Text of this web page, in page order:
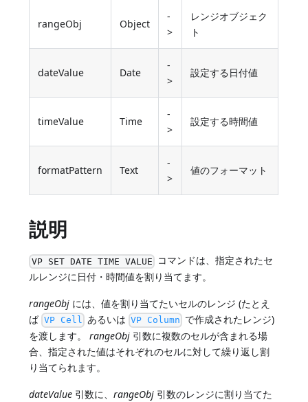
rangeObj Object
-
>
レンジオブジェク
ト
dateValue Date
-
>
設定する日付値
timeValue Time
-
>
設定する時間値
formatPattern Text
-
>
値のフォーマット
説明
VP SET DATE TIME VALUE コマンドは、指定されたセ
ルレンジに日付・時間値を割り当てます。
rangeObj には、値を割り当てたいセルのレンジ (たとえ
ば VP Cell あるいは VP Column で作成されたレンジ)
を渡します。rangeObj 引数に複数のセルが含まれる場
合、指定された値はそれぞれのセルに対して繰り返し割
り当てられます。
dateValue 引数に、rangeObj 引数のレンジに割り当てた